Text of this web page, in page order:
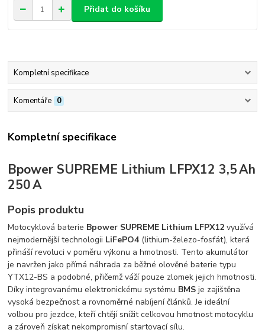
Přidat do košíku
Kompletní specifikace
Komentáře 0
Kompletní specifikace
Bpower SUPREME Lithium LFPX12 3,5 Ah
250 A
Popis produktu
Motocyklová baterie Bpower SUPREME Lithium LFPX12 využívá
nejmodernější technologii LiFePO4 (lithium-železo-fosfát), která
přináší revoluci v poměru výkonu a hmotnosti. Tento akumulátor
je navržen jako přímá náhrada za běžné olověné baterie typu
YTX12-BS a podobné, přičemž váží pouze zlomek jejich hmotnosti.
Díky integrovanému elektronickému systému BMS je zajištěna
vysoká bezpečnost a rovnoměrné nabíjení článků. Je ideální
volbou pro jezdce, kteří chtějí snížit celkovou hmotnost motocyklu
a zároveň získat nekompromisní startovací sílu.